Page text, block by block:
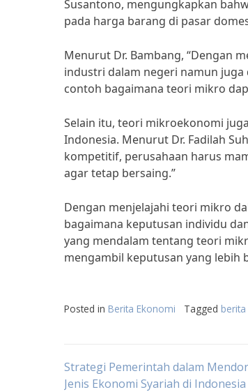
Susantono, mengungkapkan
pada harga barang di pasar
Menurut Dr. Bambang, “Dengan
industri dalam negeri namun juga
contoh bagaimana teori mikro
Selain itu, teori mikroekonomi
Indonesia. Menurut Dr. Fadilah
kompetitif, perusahaan harus
agar tetap bersaing.”
Dengan menjelajahi teori mikro
bagaimana keputusan individu
yang mendalam tentang teori
mengambil keputusan yang lebih
Posted in Berita Ekonomi Tagged
Post
Strategi Pemerintah dalam
Jenis Ekonomi Syariah di Indonesia